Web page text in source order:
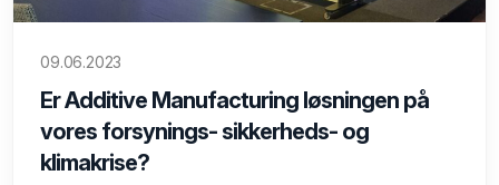
09.06.2023
Er Additive Manufacturing løsningen på
vores forsynings- sikkerheds- og
klimakrise?